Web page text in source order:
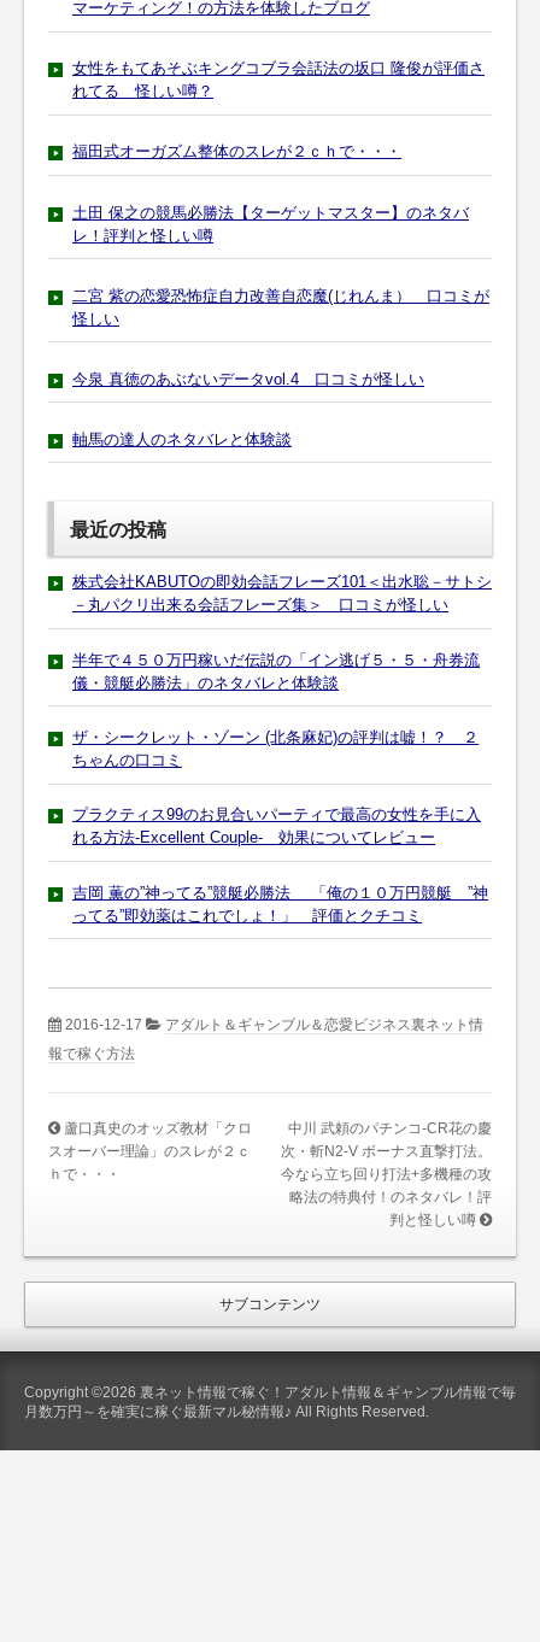
マーケティング！の方法を体験したブログ
女性をもてあそぶキングコブラ会話法の坂口 隆俊が評価さ
れてる 怪しい噂？
福田式オーガズム整体のスレが２ｃｈで・・・
土田 保之の競馬必勝法【ターゲットマスター】のネタバ
レ！評判と怪しい噂
二宮 紫の恋愛恐怖症自力改善自恋魔(じれんま） 口コミが
怪しい
今泉 真徳のあぶないデータvol.4 口コミが怪しい
軸馬の達人のネタバレと体験談
最近の投稿
株式会社KABUTOの即効会話フレーズ101＜出水聡－サトシ
－丸パクリ出来る会話フレーズ集＞ 口コミが怪しい
半年で４５０万円稼いだ伝説の「イン逃げ５・５・舟券流
儀・競艇必勝法」のネタバレと体験談
ザ・シークレット・ゾーン (北条麻妃)の評判は嘘！？ ２
ちゃんの口コミ
プラクティス99のお見合いパーティで最高の女性を手に入
れる方法-Excellent Couple- 効果についてレビュー
吉岡 薫の”神ってる”競艇必勝法 「俺の１０万円競艇 ”神
ってる”即効薬はこれでしょ！」 評価とクチコミ
2016-12-17
アダルト＆ギャンブル＆恋愛ビジネス裏ネット情
報で稼ぐ方法
蘆口真史のオッズ教材「クロ
スオーバー理論」のスレが２ｃ
ｈで・・・
中川 武頼のパチンコ-CR花の慶
次・斬N2-V ボーナス直撃打法。
今なら立ち回り打法+多機種の攻
略法の特典付！のネタバレ！評
判と怪しい噂
サブコンテンツ
Copyright ©2026 裏ネット情報で稼ぐ！アダルト情報＆ギャンブル情報で毎
月数万円～を確実に稼ぐ最新マル秘情報♪ All Rights Reserved.